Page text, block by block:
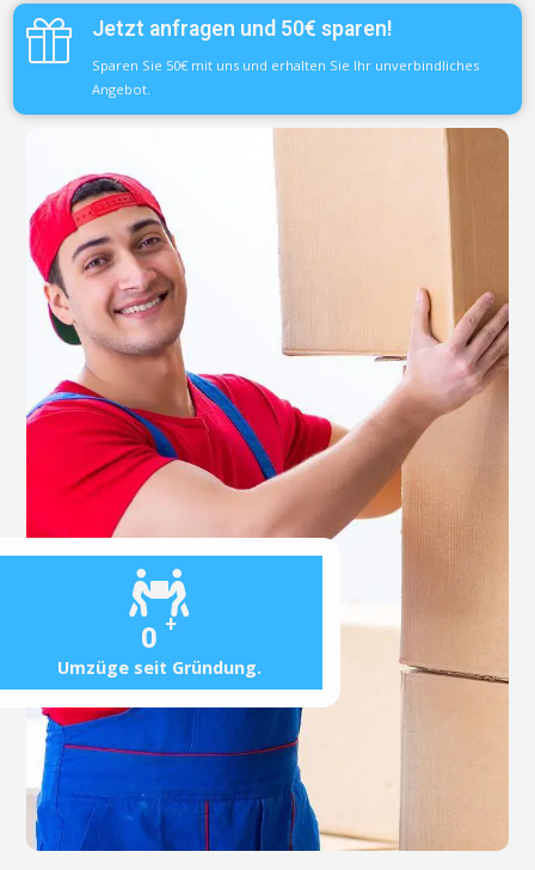
0 +
Umzüge seit Gründung.
Jetzt anfragen und 50€ sparen!
Sparen Sie 50€ mit uns und erhalten Sie Ihr unverbindliches
Angebot.